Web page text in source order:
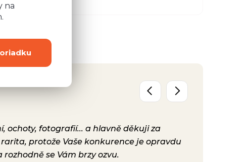
ochoty, fotografií... a hlavně děkuji za
protože Vaše konkurence je opravdu
se Vám brzy ozvu.
na